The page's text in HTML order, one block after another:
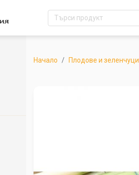
Начало Плодове и зеленчуци